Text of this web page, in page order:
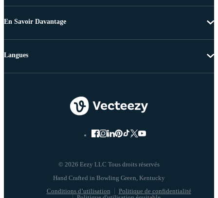
En Savoir Davantage
© 2026 Eezy LLC Tous droits réservés
Conditions d’utilisation
Politique de confidentialité
Langues